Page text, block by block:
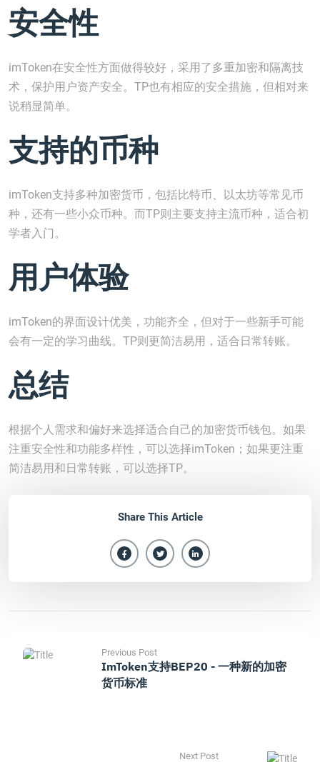
安全性
imToken在安全性方面做得较好，采用了多重加密和隔离技
术，保护用户资产安全。TP也有相应的安全措施，但相对来
说稍显简单。
支持的币种
imToken支持多种加密货币，包括比特币、以太坊等常见币
种，还有一些小众币种。而TP则主要支持主流币种，适合初
学者入门。
用户体验
imToken的界面设计优美，功能齐全，但对于一些新手可能
会有一定的学习曲线。TP则更简洁易用，适合日常转账。
总结
根据个人需求和偏好来选择适合自己的加密货币钱包。如果
注重安全性和功能多样性，可以选择imToken；如果更注重
简洁易用和日常转账，可以选择TP。
Share This Article
Previous Post
ImToken支持BEP20 - 一种新的加密
货币标准
Next Post